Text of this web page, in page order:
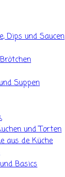
Dips und Saucen
Suppen
und Torten
aus de Küche
Basics